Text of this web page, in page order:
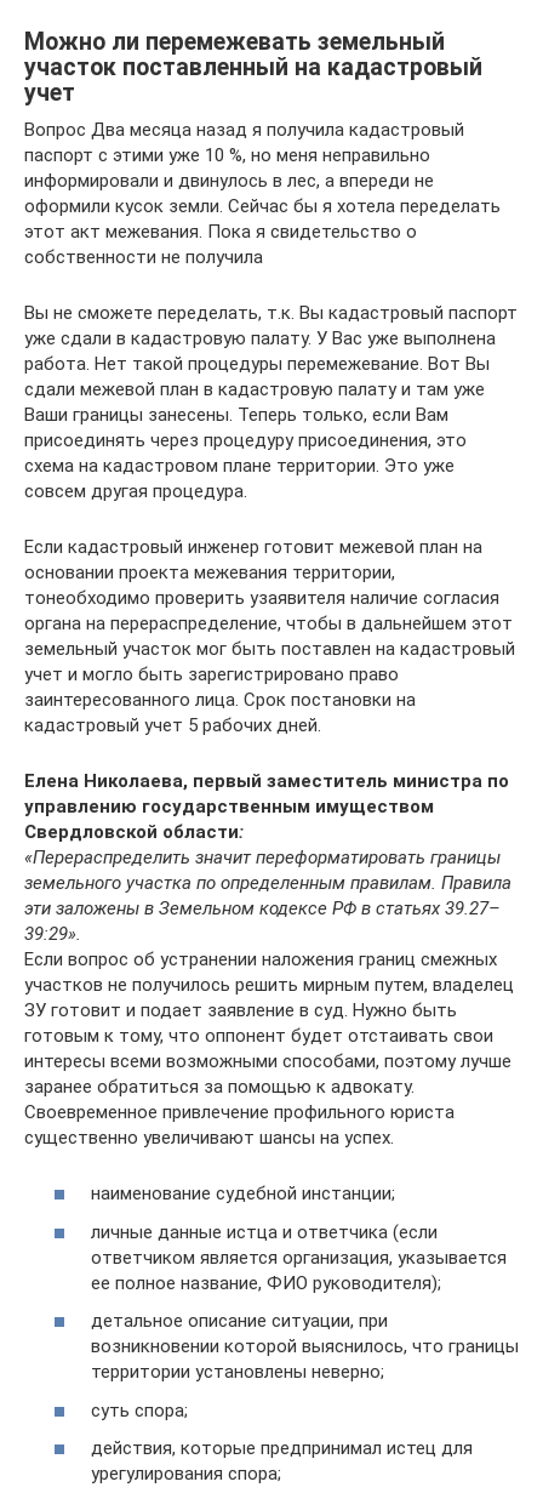
Можно ли перемежевать земельный
участок поставленный на кадастровый
учет
Вопрос Два месяца назад я получила кадастровый
паспорт с этими уже 10 %, но меня неправильно
информировали и двинулось в лес, а впереди не
оформили кусок земли. Сейчас бы я хотела переделать
этот акт межевания. Пока я свидетельство о
собственности не получила
Вы не сможете переделать, т.к. Вы кадастровый паспорт
уже сдали в кадастровую палату. У Вас уже выполнена
работа. Нет такой процедуры перемежевание. Вот Вы
сдали межевой план в кадастровую палату и там уже
Ваши границы занесены. Теперь только, если Вам
присоединять через процедуру присоединения, это
схема на кадастровом плане территории. Это уже
совсем другая процедура.
Если кадастровый инженер готовит межевой план на
основании проекта межевания территории,
тонеобходимо проверить узаявителя наличие согласия
органа на перераспределение, чтобы в дальнейшем этот
земельный участок мог быть поставлен на кадастровый
учет и могло быть зарегистрировано право
заинтересованного лица. Срок постановки на
кадастровый учет 5 рабочих дней.
Елена Николаева, первый заместитель министра по
управлению государственным имуществом
Свердловской области:
«Перераспределить значит переформатировать границы
земельного участка по определенным правилам. Правила
эти заложены в Земельном кодексе РФ в статьях 39.27–
39:29».
Если вопрос об устранении наложения границ смежных
участков не получилось решить мирным путем, владелец
ЗУ готовит и подает заявление в суд. Нужно быть
готовым к тому, что оппонент будет отстаивать свои
интересы всеми возможными способами, поэтому лучше
заранее обратиться за помощью к адвокату.
Своевременное привлечение профильного юриста
существенно увеличивают шансы на успех.
наименование судебной инстанции;
личные данные истца и ответчика (если
ответчиком является организация, указывается
ее полное название, ФИО руководителя);
детальное описание ситуации, при
возникновении которой выяснилось, что границы
территории установлены неверно;
суть спора;
действия, которые предпринимал истец для
урегулирования спора;